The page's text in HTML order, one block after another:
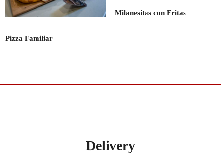
Pizza Familiar
Milanesitas con Fritas
Delivery